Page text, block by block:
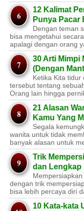
12 Kalimat
Punya Pacar
Dengan teman
bisa mengetahui
apalagi dengan orang
30 Arti Mimpi
(Dengan
Ketika Kita
tersebut tentang
Orang lain hingga
21 Alasan
Kamu Yang
Segala
wanita untuk tidak
banyak alasan untuk
Trik
dan Lengkap
dengan trik
bisa lebih percaya diri
10 Kata-kata